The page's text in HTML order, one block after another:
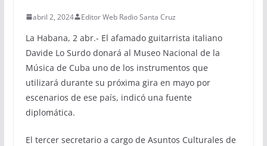
abril 2, 2024 Editor Web Radio Santa Cruz
La Habana, 2 abr.- El afamado guitarrista italiano
Davide Lo Surdo donará al Museo Nacional de la
Música de Cuba uno de los instrumentos que
utilizará durante su próxima gira en mayo por
escenarios de ese país, indicó una fuente
diplomática.
El tercer secretario a cargo de Asuntos Culturales de